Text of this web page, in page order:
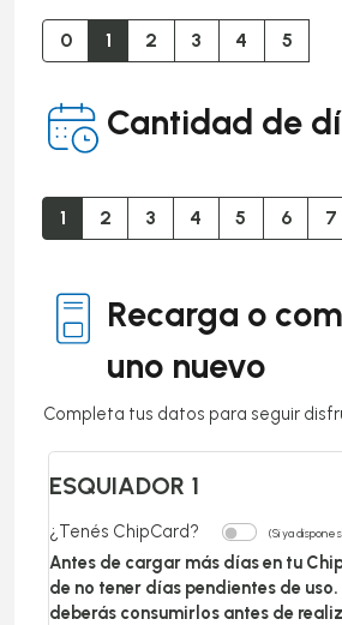
0 1 2 3 4 5
Cantidad de
1 2 3 4 5 6 7
Recarga o
uno nuevo
Completa tus datos para seguir
ESQUIADOR 1
¿Tenés ChipCard? (Si ya
Antes de cargar más días en tu
de no tener días pendientes de uso.
deberás consumirlos antes de